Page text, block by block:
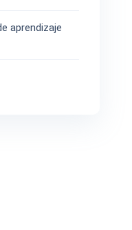
aprendizaje